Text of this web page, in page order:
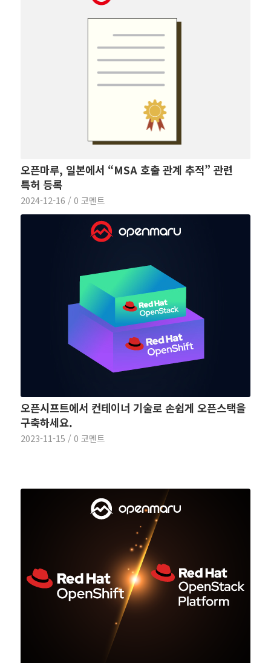
오픈마루, 일본에서 “MSA 호출 관계 추적” 관련
특허 등록
2024-12-16 / 0 코멘트
오픈시프트에서 컨테이너 기술로 손쉽게 오픈스택을
구축하세요.
2023-11-15 / 0 코멘트